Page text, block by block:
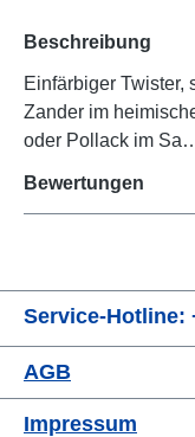
Beschreibung
Einfärbiger Twister,
Zander im
oder Pollack im
Bewertungen
Service-Hotline:
AGB
Impressum